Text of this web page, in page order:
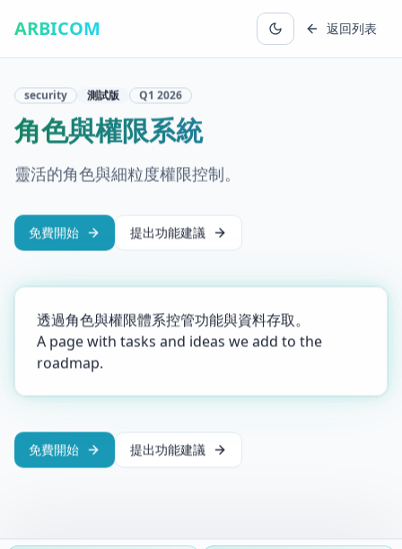
ARBICOM 返回列表
security 測試版 Q1 2026
角色與權限系統
靈活的角色與細粒度權限控制。
免費開始 提出功能建議
透過角色與權限體系控管功能與資料存取。
A page with tasks and ideas we add to the
roadmap.
免費開始 提出功能建議